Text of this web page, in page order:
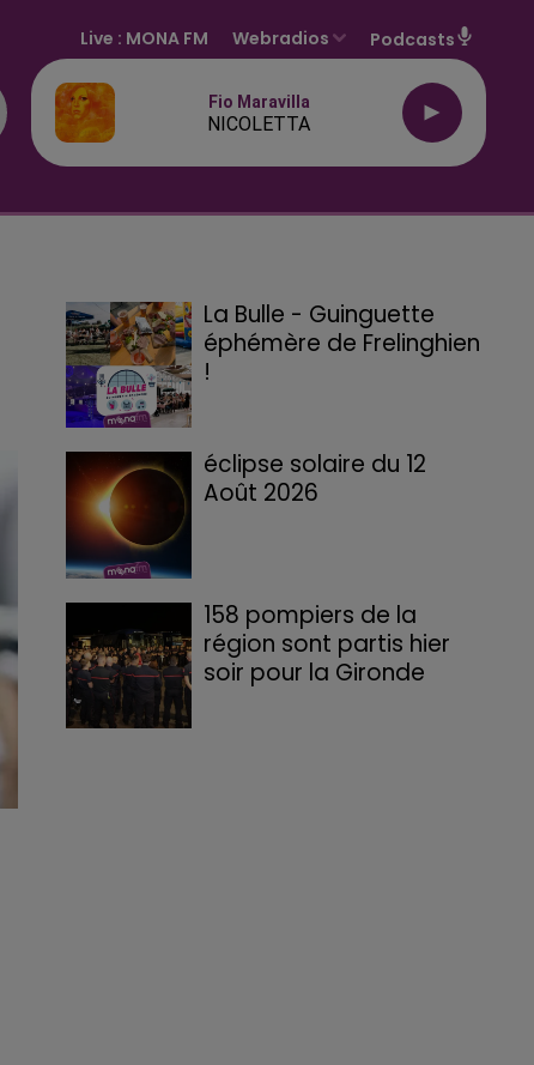
Live : MONA FM Webradios Podcasts
Fio Maravilla
NICOLETTA
La Bulle - Guinguette
éphémère de Frelinghien
!
éclipse solaire du 12
Août 2026
158 pompiers de la
région sont partis hier
soir pour la Gironde